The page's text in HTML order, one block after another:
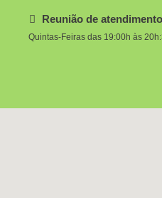
Reunião de
Quintas-Feiras das 19:00h às